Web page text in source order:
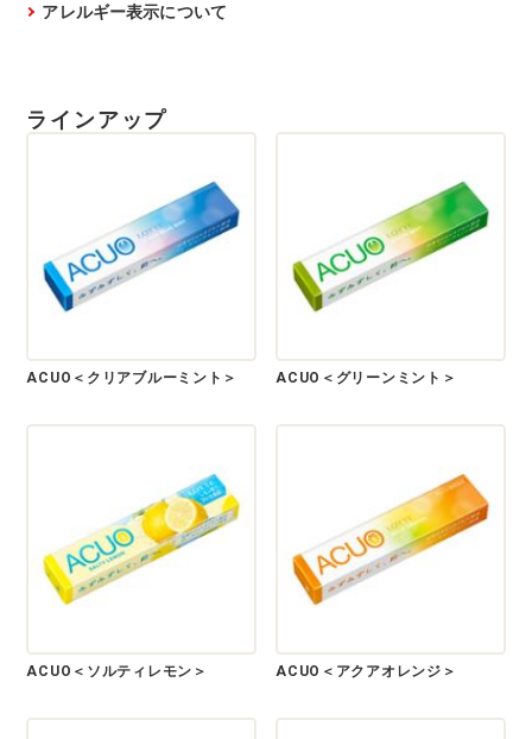
アレルギー表示について
ラインアップ
ACUO＜クリアブルーミント＞ ACUO＜グリーンミント＞
ACUO＜ソルティレモン＞ ACUO＜アクアオレンジ＞